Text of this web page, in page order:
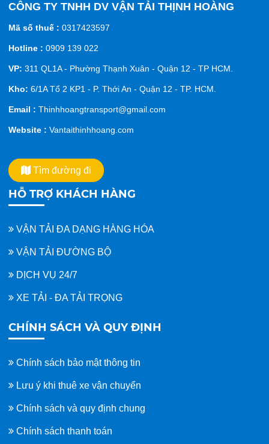
CÔNG TY TNHH DV VẬN TẢI THỊNH HOÀNG
Mã số thuế :0317423597
Hotline : 0909 139 022
VP: 311 QL1A - Phường Thạnh Xuân - Quận 12 - TP HCM.
Kho: 6/1A Tổ 2 KP1 - P. Thới An - Quận 12 - TP. HCM.
Email : Thinhhoangtransport@gmail.com
Website : Vantaithinhhoang.com
Tìm đường đi
HỖ TRỢ KHÁCH HÀNG
VẬN TẢI ĐA DẠNG HÀNG HÓA
VẬN TẢI ĐƯỜNG BỘ
DỊCH VỤ 24/7
XE TẢI - ĐA TẢI TRỌNG
CHÍNH SÁCH VÀ QUY ĐỊNH
Chính sách bảo mật thông tin
Lưu ý khi thuê xe vận chuyển
Chính sách và quy định chung
Chính sách thanh toán